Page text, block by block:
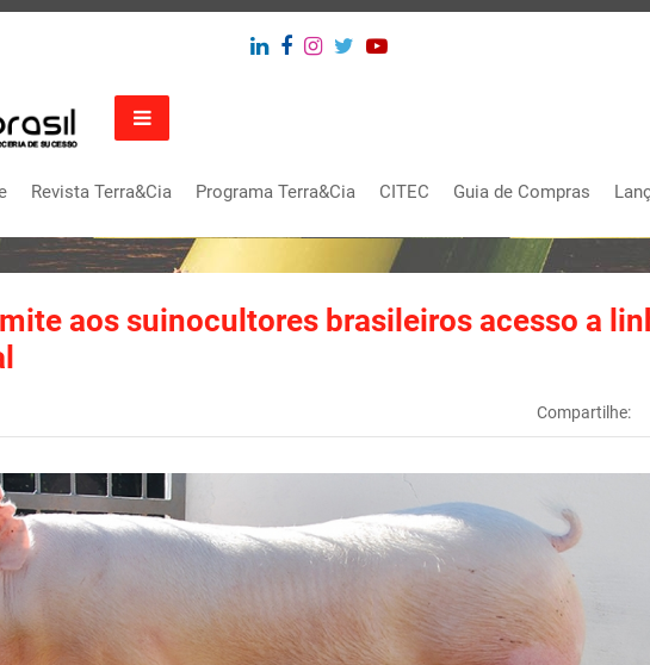
Revista Terra&Cia Programa Terra&Cia CITEC Guia de Compras
aos suinocultores brasileiros acesso a
Compartilhe: